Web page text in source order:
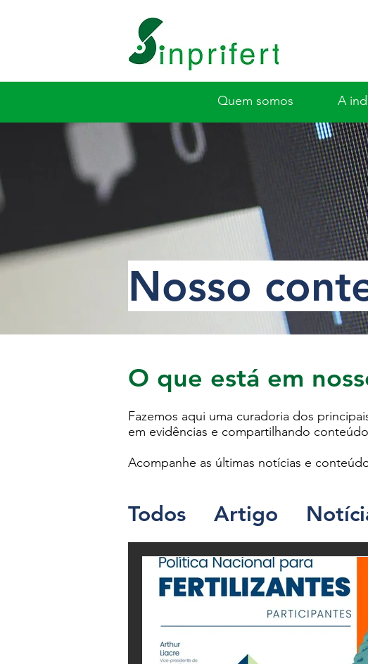
Quem somos A
Nosso
O que está em
Fazemos aqui uma curadoria dos
em evidências e compartilhando
Acompanhe as últimas notícias e
Todos Artigo